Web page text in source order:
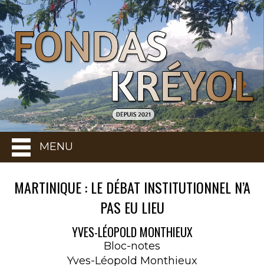
MENU
MARTINIQUE : LE DÉBAT INSTITUTIONNEL N’A
PAS EU LIEU
YVES-LÉOPOLD MONTHIEUX
Bloc-notes
Yves-Léopold Monthieux